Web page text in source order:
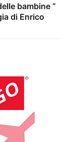
bambine “
di Enrico